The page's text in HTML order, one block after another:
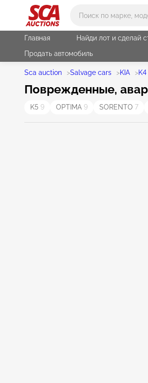
Главная Найди лот и сделай
Продать автомобиль
Sca auction >Salvage cars >KIA >K4
Поврежденные,
K5 9 OPTIMA 9 SORENTO 7